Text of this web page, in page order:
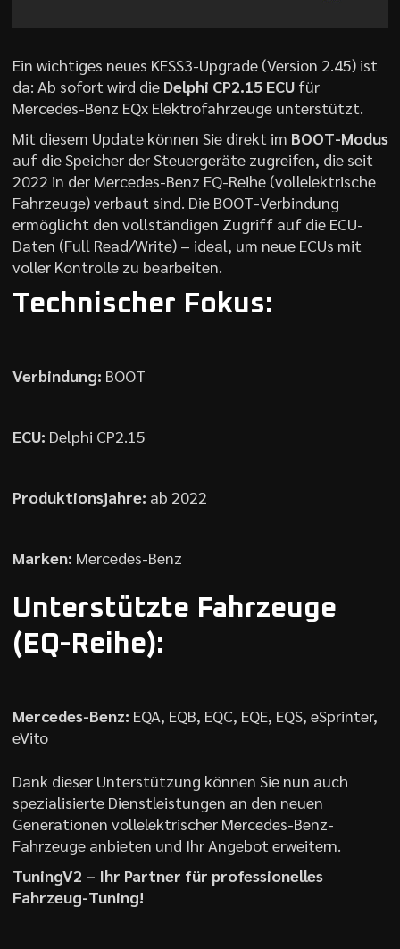
Ein wichtiges neues KESS3-Upgrade (Version 2.45) ist
da: Ab sofort wird die Delphi CP2.15 ECUfür
Mercedes-Benz EQx Elektrofahrzeuge unterstützt.
Mit diesem Update können Sie direkt im BOOT-Modus
auf die Speicher der Steuergeräte zugreifen, die seit
2022 in der Mercedes-Benz EQ-Reihe (vollelektrische
Fahrzeuge) verbaut sind. Die BOOT-Verbindung
ermöglicht den vollständigen Zugriff auf die ECU-
Daten (Full Read/Write) – ideal, um neue ECUs mit
voller Kontrolle zu bearbeiten.
Technischer Fokus:
Verbindung: BOOT
ECU: Delphi CP2.15
Produktionsjahre: ab 2022
Marken: Mercedes-Benz
Unterstützte Fahrzeuge
(EQ-Reihe):
Mercedes-Benz: EQA, EQB, EQC, EQE, EQS, eSprinter,
eVito
Dank dieser Unterstützung können Sie nun auch
spezialisierte Dienstleistungen an den neuen
Generationen vollelektrischer Mercedes-Benz-
Fahrzeuge anbieten und Ihr Angebot erweitern.
TuningV2 – Ihr Partner für professionelles
Fahrzeug-Tuning!